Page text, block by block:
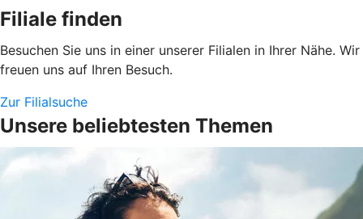
Filiale finden
Besuchen Sie uns in einer unserer Filialen in Ihrer Nähe. Wir
freuen uns auf Ihren Besuch.
Zur Filialsuche
Unsere beliebtesten Themen